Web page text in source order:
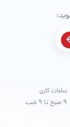
ساعات کاری
9 صبح تا 9 شب